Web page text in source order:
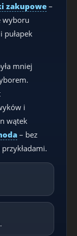
zakupowe–
wyboru
mniej
i
wątek
– bez